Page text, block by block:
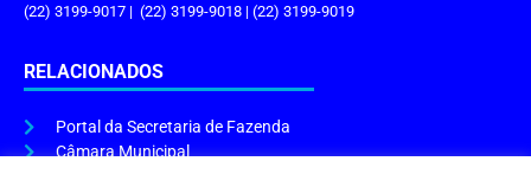
(22) 3199-9017 | (22) 3199-9018 | (22) 3199-9019
RELACIONADOS
Portal da Secretaria de Fazenda
Câmara Municipal